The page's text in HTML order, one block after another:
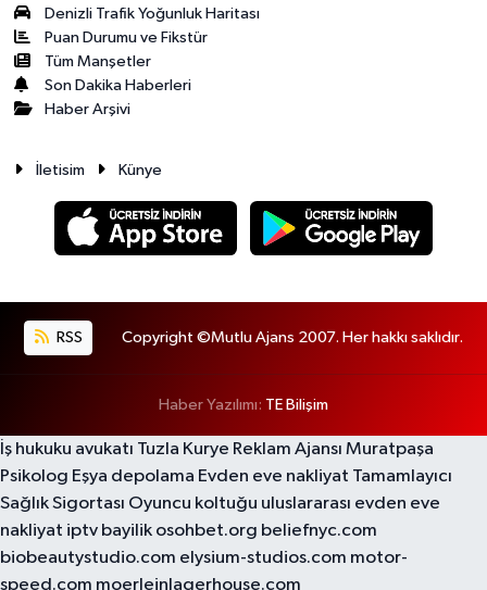
Denizli Trafik Yoğunluk Haritası
Puan Durumu ve Fikstür
Tüm Manşetler
Son Dakika Haberleri
Haber Arşivi
İletisim Künye
RSS Copyright ©Mutlu Ajans 2007. Her hakkı saklıdır.
Haber Yazılımı: TE Bilişim
İş hukuku avukatı Tuzla Kurye Reklam Ajansı Muratpaşa
Psikolog Eşya depolama Evden eve nakliyat Tamamlayıcı
Sağlık Sigortası Oyuncu koltuğu uluslararası evden eve
nakliyat iptv bayilik osohbet.org beliefnyc.com
biobeautystudio.com elysium-studios.com motor-
speed.com moerleinlagerhouse.com